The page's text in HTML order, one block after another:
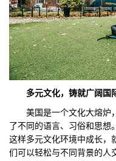
多元文化，铸就广阔国
美国是一个文化大熔炉，
了不同的语言、习俗和思
这样多元文化环境中成长，
们可以轻松与不同背景的人